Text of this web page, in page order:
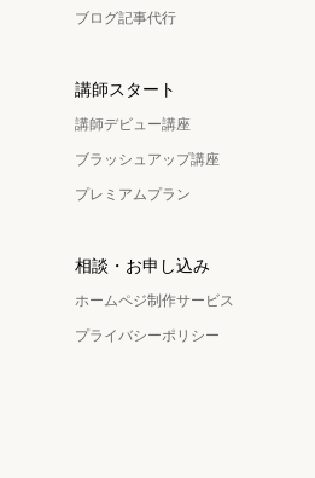
ブログ記事代行
講師スタート
講師デビュー講座
ブラッシュアップ講座
プレミアムプラン
相談・お申し込み
ホームペジ制作サービス
プライバシーポリシー